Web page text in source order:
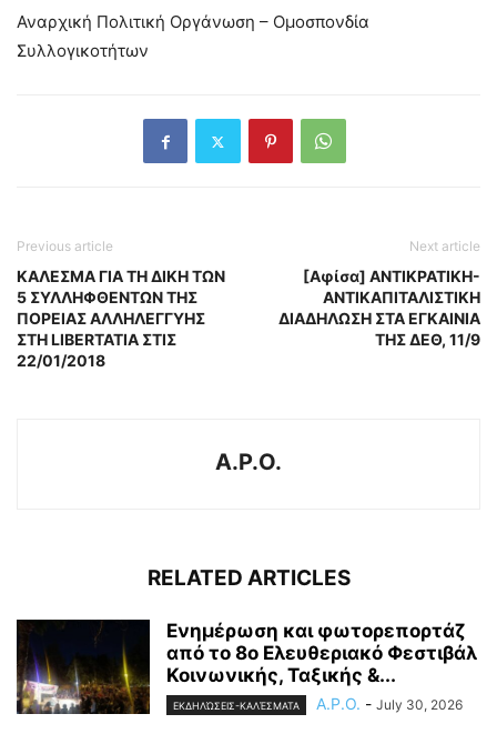
Αναρχική Πολιτική Οργάνωση – Ομοσπονδία
Συλλογικοτήτων
Previous article
ΚΑΛΕΣΜΑ ΓΙΑ ΤΗ ΔΙΚΗ ΤΩΝ
5 ΣΥΛΛΗΦΘΕΝΤΩΝ ΤΗΣ
ΠΟΡΕΙΑΣ ΑΛΛΗΛΕΓΓΥΗΣ
ΣΤΗ LIBERTATIA ΣΤΙΣ
22/01/2018
Next article
[Αφίσα] ΑΝΤΙΚΡΑΤΙΚΗ-
ΑΝΤΙΚΑΠΙΤΑΛΙΣΤΙΚΗ
ΔΙΑΔΗΛΩΣΗ ΣΤΑ ΕΓΚΑΙΝΙΑ
ΤΗΣ ΔΕΘ, 11/9
A.P.O.
RELATED ARTICLES
Ενημέρωση και φωτορεπορτάζ
από το 8ο Ελευθεριακό Φεστιβάλ
Κοινωνικής, Ταξικής &...
ΕΚΔΗΛΏΣΕΙΣ-ΚΑΛΈΣΜΑΤΑ A.P.O. - July 30, 2026